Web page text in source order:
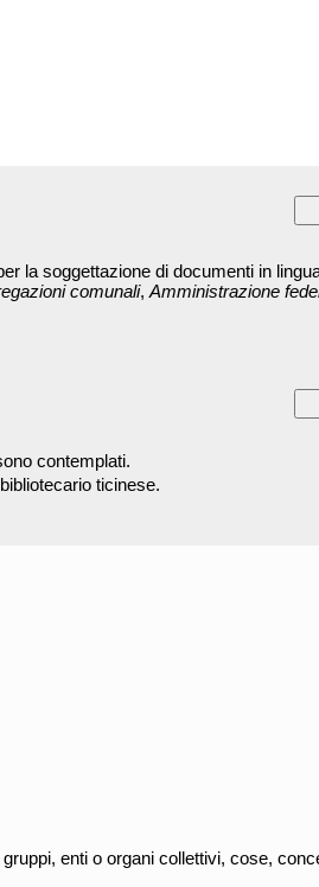
la soggettazione di documenti in
comunali, Amministrazione
contemplati.
ticinese.
enti o organi collettivi, cose,